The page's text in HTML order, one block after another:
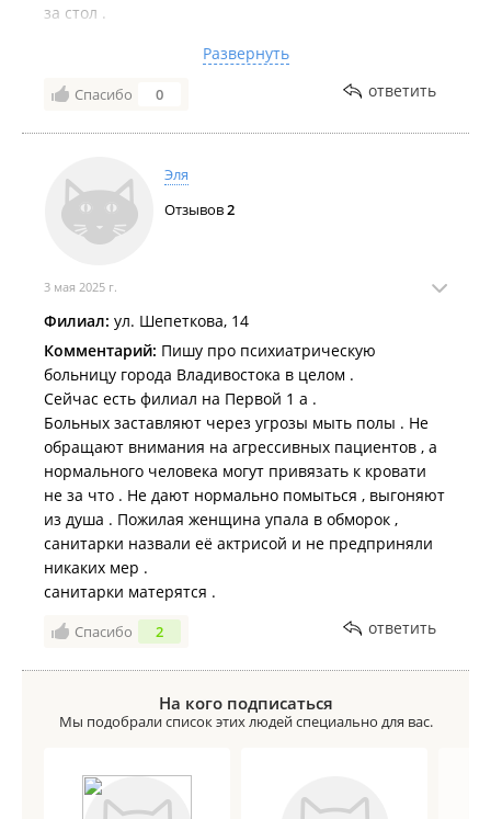
за стол .
Большиство санитарок там очень грубые и
матерятся . Много матерятся . Проблемы с гигиеной
. Не дают времени нормально помыться . Есть одна
санитарка , которая абсолютно спокойно и просто
моешься сколько удобно . Но такое бывает редко
.Правда очень неудобно , что не установят
занавески в душевой кабине , потом полы вытирать
санитарка , которая набирает 5 человек ведет в душ
всем дает по 10 минут на мытье . Возмущалась , что
я видите ли долго моюсь . Мне например нужно
минут 45 минимум ,чтобы помыться . Как и любому
нормальному человеку . Странно вроде в
медицинском учреждении находишься , и вообще у
мед персонала нет понимания о гигиене и водных
процедурах . И при этом психиатр Мария
Валерьевна , надменно скривилась , посмотрела на
нас : девочки вы хоть моетесь ??? Уважаемая Мария
Валерьевна , в вашем отделении горячую воду
греет титан и у больных нет возможности спокойно
каждому хотя бы раз в 3 дня нормально мыться .
Очень неприятная женщина .Она к тому же вообще
лезет не в свое дело . НЕ в вопрос психиатрии .
палатах . В больнице вообще то нужно отдыхать и
лечиться .
Воды для больных нет .
Лекарства запивают не из разовых стаканчиков .
Развернуть
Спасибо 0 ответить
Эля
Отзывов2
3 мая 2025 г.
Филиал: ул. Шепеткова, 14
Комментарий: Пишу про психиатрическую
больницу города Владивостока в целом .
Сейчас есть филиал на Первой 1 а .
Больных заставляют через угрозы мыть полы . Не
обращают внимания на агрессивных пациентов , а
нормального человека могут привязать к кровати
не за что . Не дают нормально помыться , выгоняют
из душа . Пожилая женщина упала в обморок ,
санитарки назвали её актрисой и не предприняли
никаких мер .
санитарки матерятся .
Спасибо 2 ответить
На кого подписаться
Мы подобрали список этих людей специально для вас.